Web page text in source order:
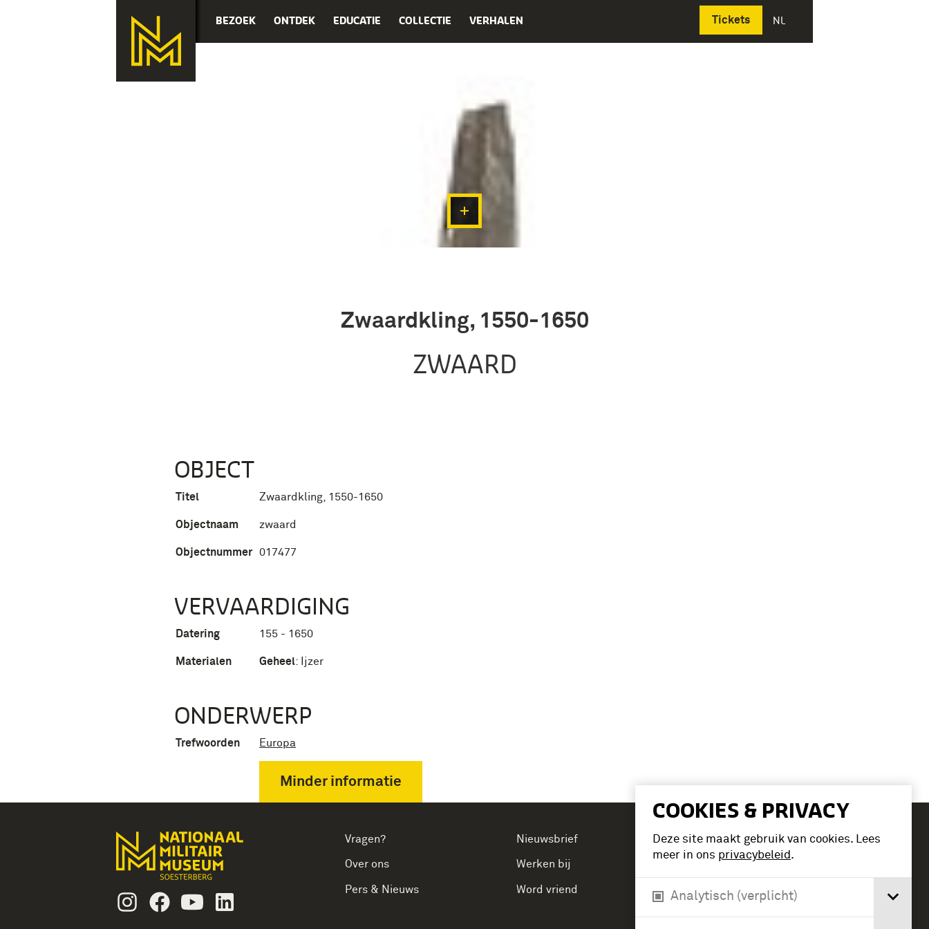
BEZOEK ONTDEK EDUCATIE COLLECTIE VERHALEN Tickets NL
Deutsch
COOKIES & PRIVACY
Deze site maakt gebruik van cookies. Lees
meer in ons privacybeleid.
Analytisch (verplicht)
Zwaardkling, 1550-1650
ZWAARD
OBJECT
Titel Zwaardkling, 1550-1650
Objectnaam zwaard
Objectnummer 017477
VERVAARDIGING
Datering 155 - 1650
Materialen Geheel: Ijzer
ONDERWERP
Trefwoorden Europa
Minder informatie
InstagramFacebookYoutube
Vragen?
Over ons
Pers & Nieuws
Nieuwsbrief
Werken bij
Word vriend
Tickets
Verlengde Paltzerweg 1